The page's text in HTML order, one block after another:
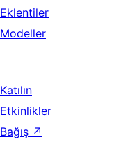
Eklentiler
Modeller
Katılın
Etkinlikler
Bağış ↗